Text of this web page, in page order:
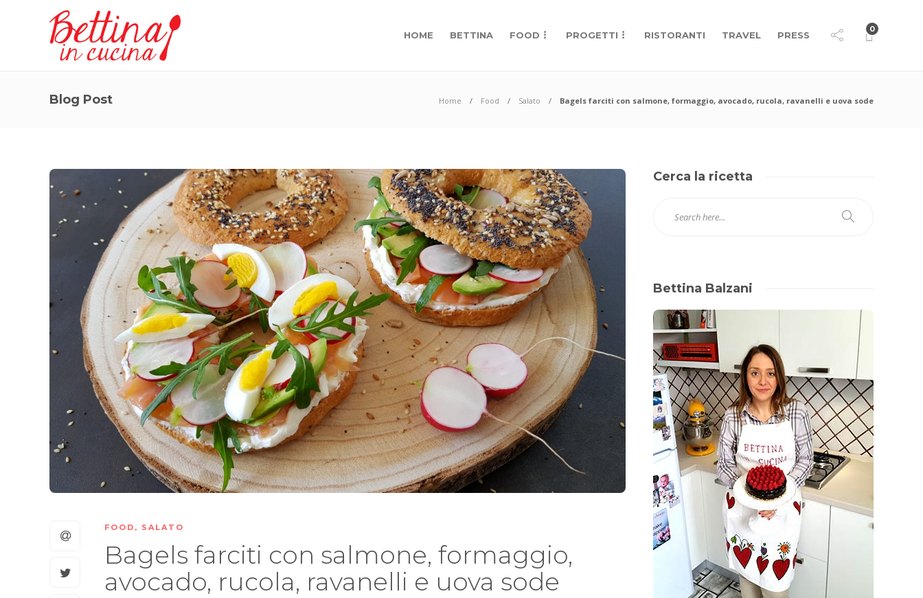
HOME BETTINA FOOD PROGETTI RISTORANTI TRAVEL PRESS
0
Blog Post Home Food Salato Bagels farciti con salmone, formaggio, avocado, rucola, ravanelli e uova sode
FOOD , SALATO
Bagels farciti con salmone, formaggio,
avocado, rucola, ravanelli e uova sode
Cerca la ricetta
Bettina Balzani